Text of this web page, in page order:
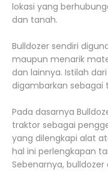
lokasi yang
dan tanah.
Bulldozer sendiri
maupun menarik
dan lainnya. Istilah
digambarkan sebagai
Pada dasarnya
traktor sebagai
yang dilengkapi alat
hal ini perlengkapan
Sebenarnya,